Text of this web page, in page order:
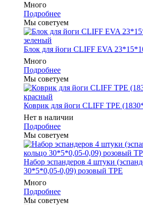
Много
Подробнее
Мы советуем
Блок для йоги CLIFF EVA
Много
Подробнее
Мы советуем
Коврик для йоги CLIFF TPE
Нет в наличии
Подробнее
Мы советуем
Набор эспандеров 4 штуки
30*5*0,05-0,09) розовый ТРЕ
Много
Подробнее
Мы советуем